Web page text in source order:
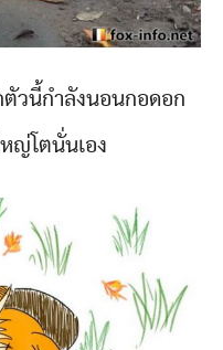
ตัวนี้กำลังนอนกอดอก
ญ่โตนั่นเอง